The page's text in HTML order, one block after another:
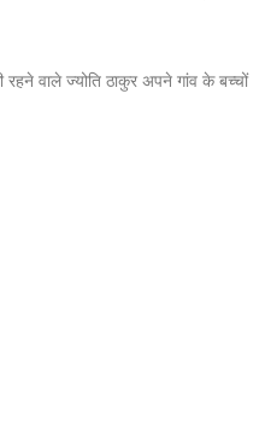
वाले ज्योति ठाकुर अपने गांव के बच्चों